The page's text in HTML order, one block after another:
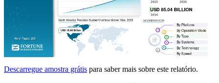
Descarregue amostra grátis para saber mais sobre este relatório.